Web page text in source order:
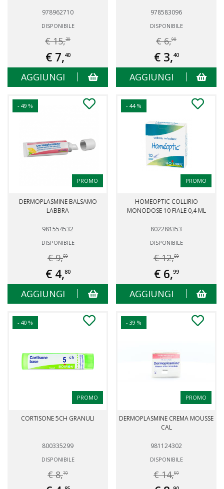
978962710
DISPONIBILE
€ 15,30
€ 7,40
AGGIUNGI
978583096
DISPONIBILE
€ 6,90
€ 3,40
AGGIUNGI
- 49 %
PROMO
DERMOPLASMINE BALSAMO
LABBRA
981554532
DISPONIBILE
€ 9,50
€ 4,80
AGGIUNGI
- 44 %
PROMO
HOMEOPTIC COLLIRIO
MONODOSE 10 FIALE 0,4 ML
802288353
DISPONIBILE
€ 12,50
€ 6,99
AGGIUNGI
- 40 %
PROMO
CORTISONE 5CH GRANULI
800335299
DISPONIBILE
€ 8,10
- 39 %
PROMO
DERMOPLASMINE CREMA MOUSSE
CAL
981124302
DISPONIBILE
€ 14,60